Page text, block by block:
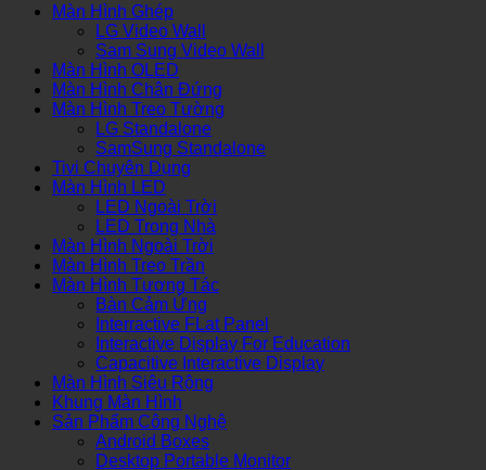
Màn Hình Ghép
LG Video Wall
Sam Sung Video Wall
Màn Hình OLED
Màn Hình Chân Đứng
Màn Hình Treo Tường
LG Standalone
SamSung Standalone
Tivi Chuyên Dụng
Màn Hình LED
LED Ngoài Trời
LED Trong Nhà
Màn Hình Ngoài Trời
Màn Hình Treo Trần
Màn Hình Tương Tác
Bàn Cảm Ứng
Interractive FLat Panel
Interactive Display For Education
Capacitive Interactive Display
Màn Hình Siêu Rộng
Khung Màn Hình
Sản Phẩm Công Nghệ
Android Boxes
Desktop Portable Monitor